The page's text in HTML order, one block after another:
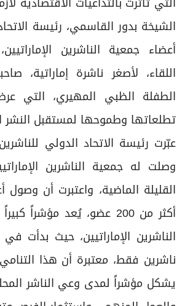
مواقيت الصلاة
الأحوال الجوية
الشيخة بدور القاسمي، رئيسة
أعضاء جمعية الناشرين
اللقاء، لأصغر ناشرة إماراتية،
الطفلة الظبي المهيري، التي
تطلعاتها وطموحها لمستقبل النشر
عبّرت رئيسة الاتحاد الدولي
وصلت له جمعية الناشرين
القليلة الماضية، واعتبرت أن وصول
أكثر من 200 عضو، يُعد مؤشراً
ناشرين فقط، معتبرة أن هذا
يشكل مؤشراً لمدى وعي الناشر